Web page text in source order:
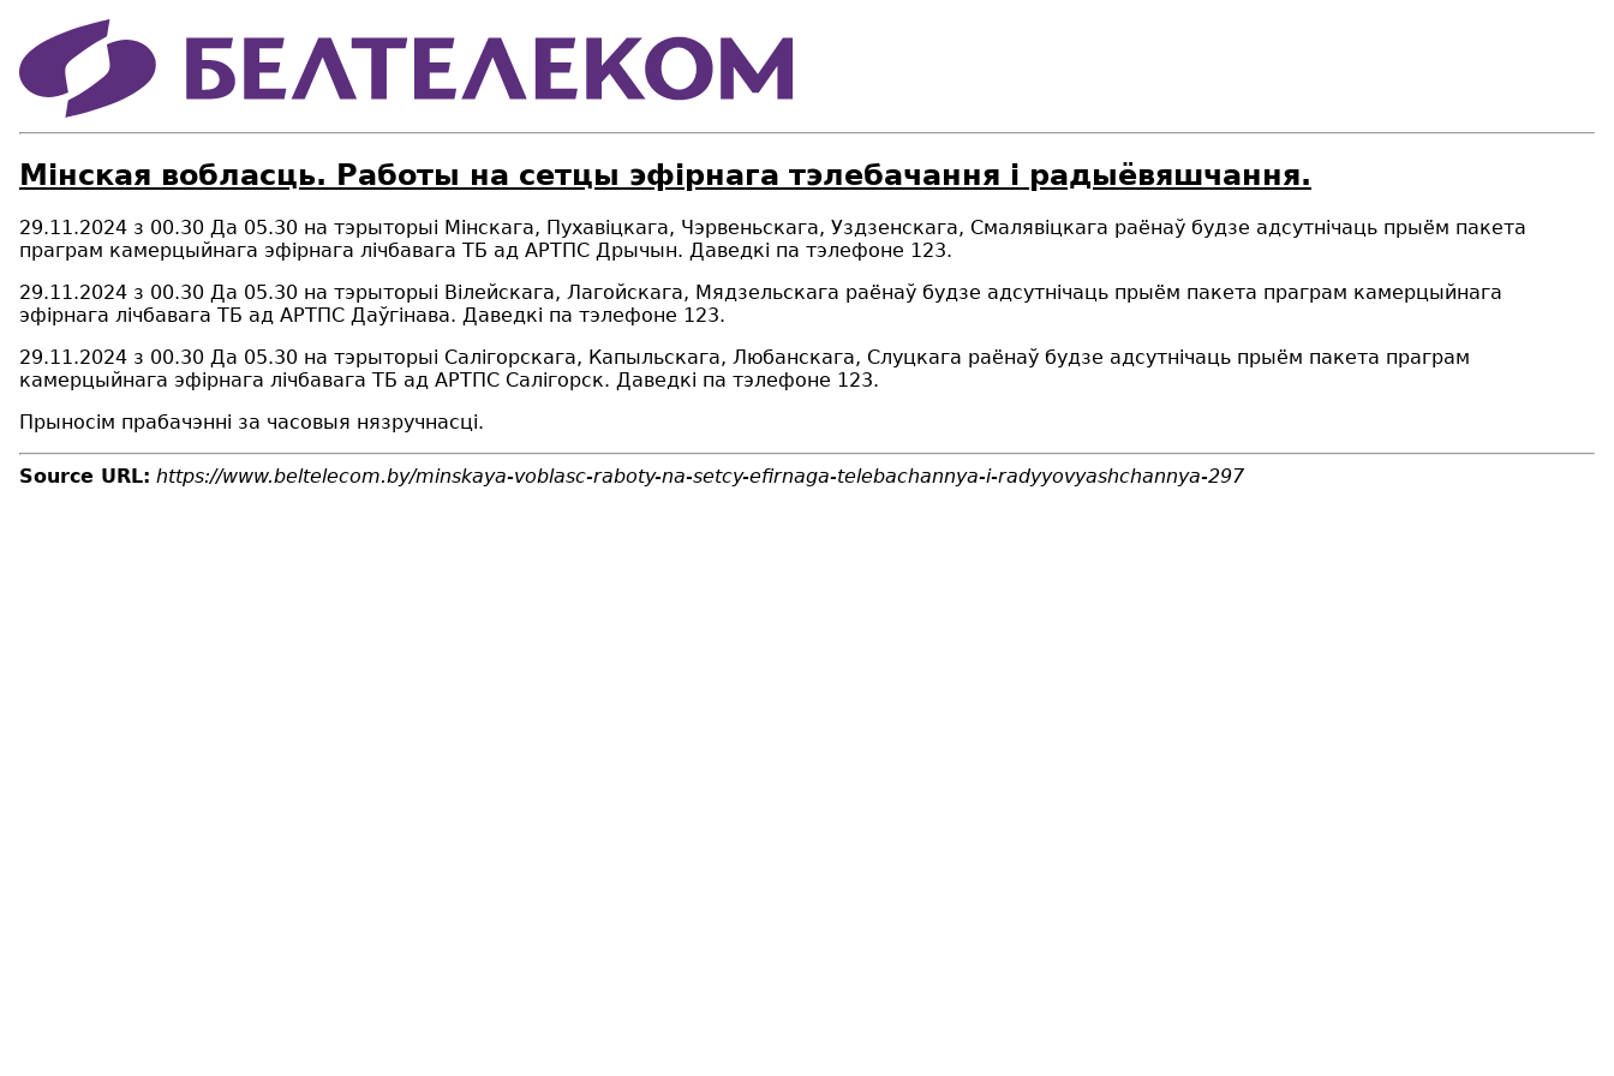
Мінская вобласць. Работы на сетцы эфірнага тэлебачання і радыёвяшчання.
29.11.2024 з 00.30 Да 05.30 на тэрыторыі Мінскага, Пухавіцкага, Чэрвеньскага, Уздзенскага, Смалявіцкага раёнаў будзе адсутнічаць прыём пакета
праграм камерцыйнага эфірнага лічбавага ТБ ад АРТПС Дрычын. Даведкі па тэлефоне 123.
29.11.2024 з 00.30 Да 05.30 на тэрыторыі Вілейскага, Лагойскага, Мядзельскага раёнаў будзе адсутнічаць прыём пакета праграм камерцыйнага
эфірнага лічбавага ТБ ад АРТПС Даўгінава. Даведкі па тэлефоне 123.
29.11.2024 з 00.30 Да 05.30 на тэрыторыі Салігорскага, Капыльскага, Любанскага, Слуцкага раёнаў будзе адсутнічаць прыём пакета праграм
камерцыйнага эфірнага лічбавага ТБ ад АРТПС Салігорск. Даведкі па тэлефоне 123.
Прыносім прабачэнні за часовыя нязручнасці.
Source URL: https://www.beltelecom.by/minskaya-voblasc-raboty-na-setcy-efirnaga-telebachannya-i-radyyovyashchannya-297